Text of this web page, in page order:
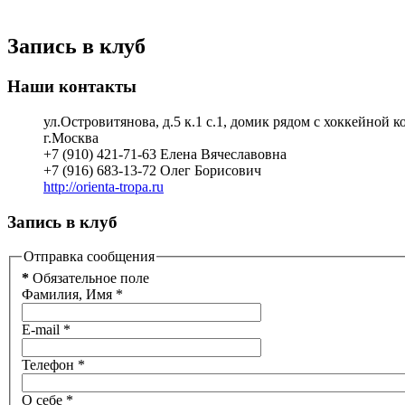
Запись в клуб
Наши контакты
ул.Островитянова, д.5 к.1 с.1, домик рядом с хоккейной
г.Москва
+7 (910) 421-71-63 Елена Вячеславовна
+7 (916) 683-13-72 Олег Борисович
http://orienta-tropa.ru
Запись в клуб
Отправка сообщения
* Обязательное поле
Фамилия, Имя *
E-mail *
Телефон *
О себе *